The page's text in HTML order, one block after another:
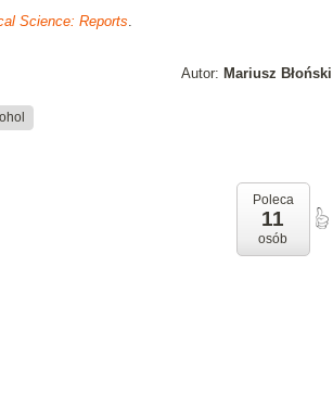
Science: Reports.
Autor: Mariusz Błoński
Poleca
11
osób